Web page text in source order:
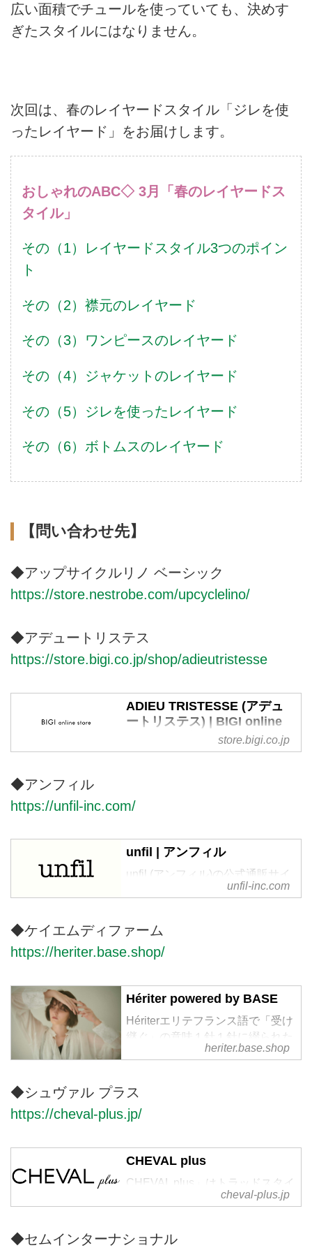
広い面積でチュールを使っていても、決めす
ぎたスタイルにはなりません。
次回は、春のレイヤードスタイル「ジレを使
ったレイヤード」をお届けします。
おしゃれのABC◇ 3月「春のレイヤードス
タイル」
その（1）レイヤードスタイル3つのポイン
ト
その（2）襟元のレイヤード
その（3）ワンピースのレイヤード
その（4）ジャケットのレイヤード
その（5）ジレを使ったレイヤード
その（6）ボトムスのレイヤード
【問い合わせ先】
◆アップサイクルリノ ベーシック
https://store.nestrobe.com/upcyclelino/
◆アデュートリステス
https://store.bigi.co.jp/shop/adieutristesse
ADIEU TRISTESSE (アデュ
ートリステス) | BIGI online
store - ビギ オンラインスト
ア
デュートリステス）のTOPページ
はの豊富な品揃え。
store.bigi.co.jp
◆アンフィル
https://unfil-inc.com/
unfil | アンフィル
unfil (アンフィル)の公式通販サイ
トです。unfilの服作りは、素材本
からはじまります。それぞれの産
地で大切に育てられ、古くから衣
然素材には様々な機能と再生力が
備わっています。素材本来の良さ
を引き立たせるため編み地や生地
の開発をし、新しいアイデアと生
産者の伝統的な技術によって着心
unfil-inc.com
◆ケイエムディファーム
https://heriter.base.shop/
Hériter powered by BASE
Hériterエリテフランス語で「受け
継ぐ」の意味１針１針に綴られた
記憶と技術を未来に受け継ぐ余韻
行錯誤でできています。時代と共
に、手仕事や技術が衰退しつつあ
ができ、長く愛する事のできる物
作りを目指します。
heriter.base.shop
◆シュヴァル プラス
https://cheval-plus.jp/
CHEVAL plus
CHEVAL plus」はトラッドスタイ
ル、Vintage Detailをエッセンス
デザインをしています。
cheval-plus.jp
◆セムインターナショナル